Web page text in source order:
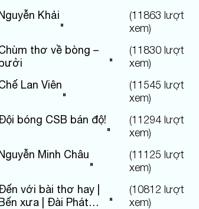
Khải
"
(11863 lượt
xem)
thơ về bòng –
"
(11830lượt
xem)
Lan Viên
"
(11545 lượt
xem)
bóng CSB bán độ!
"
(11294lượt
xem)
Minh Châu
"
(11125 lượt
xem)
với bài thơ hay |
xưa | Đài Phát
"
(10812 lượt
xem)